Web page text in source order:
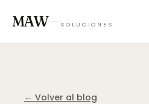
MAW SOLUCIONES
← Volver al blog